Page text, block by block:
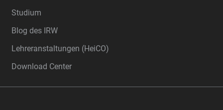
Studium
Blog des IRW
Lehreranstaltungen (HeiCO)
Download Center